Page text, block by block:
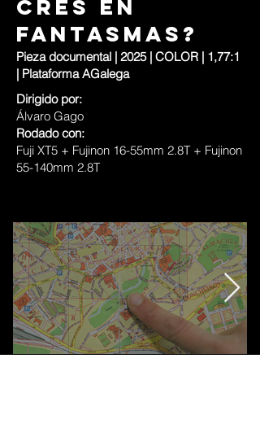
cres en
fantasmas?
Pieza documental | 2025 | COLOR | 1,77:1
| Plataforma AGalega
Dirigido por:
Álvaro Gago
Rodado con:
Fuji XT5 + Fujinon 16-55mm 2.8T + Fujinon
55-140mm 2.8T